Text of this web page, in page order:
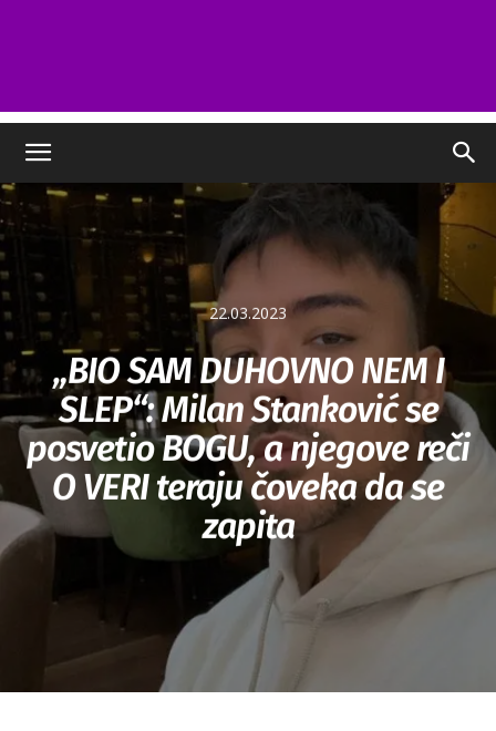
22.03.2023
„BIO SAM DUHOVNO NEM I
SLEP“: Milan Stanković se
posvetio BOGU, a njegove reči
O VERI teraju čoveka da se
zapita